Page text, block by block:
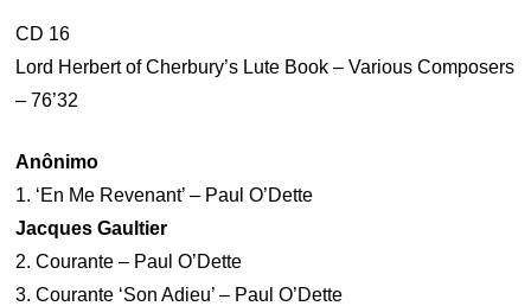
CD 16
Lord Herbert of Cherbury’s Lute Book – Various Composers
– 76’32
Anônimo
1. ‘En Me Revenant’ – Paul O’Dette
Jacques Gaultier
2. Courante – Paul O’Dette
3. Courante ‘Son Adieu’ – Paul O’Dette